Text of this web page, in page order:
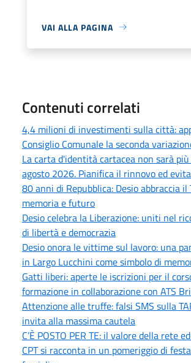
VAI ALLA PAGINA
Contenuti correlati
4,4 milioni di investimenti sulla città:
Consiglio Comunale la seconda
La carta d'identità cartacea non sarà
agosto 2026. Pianifica il rinnovo ed
80 anni di Repubblica: Desio abbraccia
memoria e futuro
Desio celebra la Liberazione: uniti nel
di libertà e democrazia
Desio onora le vittime sul lavoro: una
in Largo Lucchini come simbolo di
Gatti liberi: aperte le iscrizioni per il
formazione in collaborazione con ATS
Attenzione alle truffe: falsi SMS sulla
invita alla massima cautela
C’È POSTO PER TE: il valore della rete
CPT si racconta in un pomeriggio di